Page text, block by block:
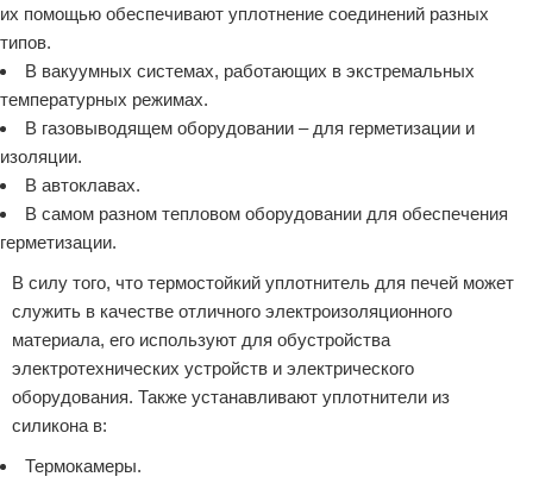
их помощью обеспечивают уплотнение соединений разных
типов.
В вакуумных системах, работающих в экстремальных
температурных режимах.
В газовыводящем оборудовании – для герметизации и
изоляции.
В автоклавах.
В самом разном тепловом оборудовании для обеспечения
герметизации.
В силу того, что термостойкий уплотнитель для печей может
служить в качестве отличного электроизоляционного
материала, его используют для обустройства
электротехнических устройств и электрического
оборудования. Также устанавливают уплотнители из
силикона в:
Термокамеры.